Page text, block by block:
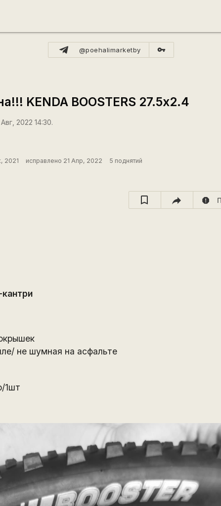
@poehalimarketby vpn_key
KENDA BOOSTERS 27.5х2.4
2022 14:30.
2021 исправлено 21 Апр, 2022 5 поднятий
report
не шумная на асфальте
1шт